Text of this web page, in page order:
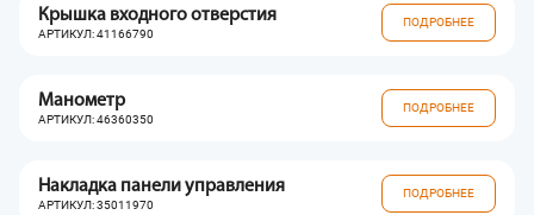
Крышка входного отверстия
АРТИКУЛ: 41166790
ПОДРОБНЕЕ
Манометр
АРТИКУЛ: 46360350
ПОДРОБНЕЕ
Накладка панели управления
АРТИКУЛ: 35011970
ПОДРОБНЕЕ